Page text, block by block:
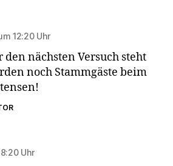
12:20 Uhr
nächsten Versuch steht
noch Stammgäste beim
Uhr